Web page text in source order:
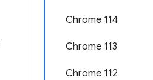
Chrome 114
Chrome 113
Chrome 112